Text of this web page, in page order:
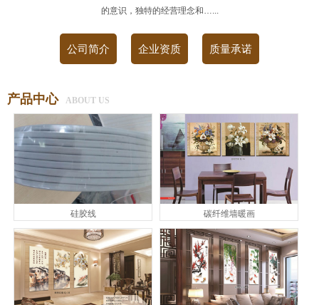
的意识，独特的经营理念和…...
公司简介 企业资质 质量承诺
产品中心 ABOUT US
硅胶线 碳纤维墙暖画